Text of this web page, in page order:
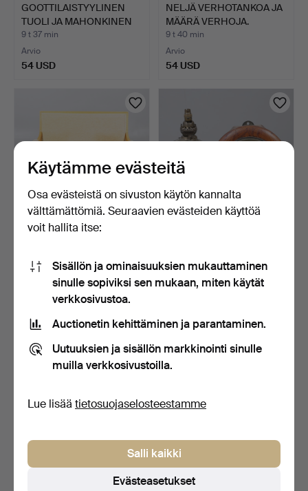
GOOTTILAISTYYLINEN
TUOLI JA MAHONKINEN
SIV…
9 t 37 min
Arvio
54 USD
NELJÄ VERHOTANKOA JA
MÄÄRÄ VERHOJA.
9 t 40 min
Arvio
54 USD
SOHVA.
9 t 42 min
68 USD
POSTIMESTARIN S…
10 tuntia
Tarjous
1800-LUVUN OSITTAINEN
TEESERVIISI JA KAKSI…
MODERNI MÄNTYINEN
ASTIAKAAPPI.
Käytämme evästeitä
Osa evästeistä on sivuston käytön kannalta
välttämättömiä. Seuraavien evästeiden käyttöä
voit hallita itse:
Sisällön ja ominaisuuksien mukauttaminen
sinulle sopiviksi sen mukaan, miten käytät
verkkosivustoa.
Auctionetin kehittäminen ja parantaminen.
Uutuuksien ja sisällön markkinointi sinulle
muilla verkkosivustoilla.
Lue lisää tietosuojaselosteestamme
Evästeasetukset
Salli kaikki